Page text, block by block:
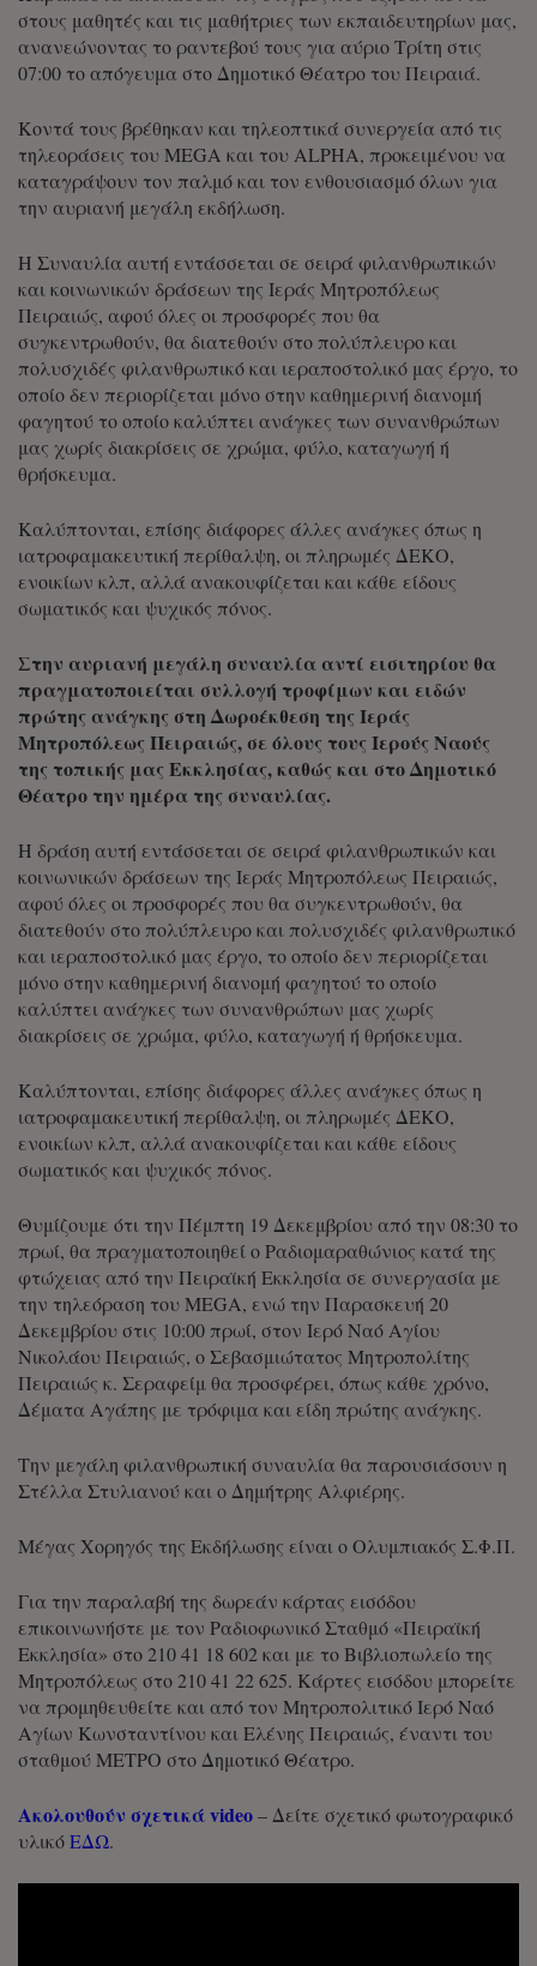
στους μαθητές και τις μαθήτριες των εκπαιδευτηρίων μας,
ανανεώνοντας το ραντεβού τους για αύριο Τρίτη στις
07:00 το απόγευμα στο Δημοτικό Θέατρο του Πειραιά.
Κοντά τους βρέθηκαν και τηλεοπτικά συνεργεία από τις
τηλεοράσεις του MEGA και του ALPHA, προκειμένου να
καταγράψουν τον παλμό και τον ενθουσιασμό όλων για
την αυριανή μεγάλη εκδήλωση.
Η Συναυλία αυτή εντάσσεται σε σειρά φιλανθρωπικών
και κοινωνικών δράσεων της Ιεράς Μητροπόλεως
Πειραιώς, αφού όλες οι προσφορές που θα
συγκεντρωθούν, θα διατεθούν στο πολύπλευρο και
πολυσχιδές φιλανθρωπικό και ιεραποστολικό μας έργο, το
οποίο δεν περιορίζεται μόνο στην καθημερινή διανομή
φαγητού το οποίο καλύπτει ανάγκες των συνανθρώπων
μας χωρίς διακρίσεις σε χρώμα, φύλο, καταγωγή ή
θρήσκευμα.
Καλύπτονται, επίσης διάφορες άλλες ανάγκες όπως η
ιατροφαμακευτική περίθαλψη, οι πληρωμές ΔΕΚΟ,
ενοικίων κλπ, αλλά ανακουφίζεται και κάθε είδους
σωματικός και ψυχικός πόνος.
Στην αυριανή μεγάλη συναυλία αντί εισιτηρίου θα
πραγματοποιείται συλλογή τροφίμων και ειδών
πρώτης ανάγκης στη Δωροέκθεση της Ιεράς
Μητροπόλεως Πειραιώς, σε όλους τους Ιερούς Ναούς
της τοπικής μας Εκκλησίας, καθώς και στο Δημοτικό
Θέατρο την ημέρα της συναυλίας.
Η δράση αυτή εντάσσεται σε σειρά φιλανθρωπικών και
κοινωνικών δράσεων της Ιεράς Μητροπόλεως Πειραιώς,
αφού όλες οι προσφορές που θα συγκεντρωθούν, θα
διατεθούν στο πολύπλευρο και πολυσχιδές φιλανθρωπικό
και ιεραποστολικό μας έργο, το οποίο δεν περιορίζεται
μόνο στην καθημερινή διανομή φαγητού το οποίο
καλύπτει ανάγκες των συνανθρώπων μας χωρίς
διακρίσεις σε χρώμα, φύλο, καταγωγή ή θρήσκευμα.
Καλύπτονται, επίσης διάφορες άλλες ανάγκες όπως η
ιατροφαμακευτική περίθαλψη, οι πληρωμές ΔΕΚΟ,
ενοικίων κλπ, αλλά ανακουφίζεται και κάθε είδους
σωματικός και ψυχικός πόνος.
Θυμίζουμε ότι την Πέμπτη 19 Δεκεμβρίου από την 08:30 το
πρωί, θα πραγματοποιηθεί ο Ραδιομαραθώνιος κατά της
φτώχειας από την Πειραϊκή Εκκλησία σε συνεργασία με
την τηλεόραση του MEGA, ενώ την Παρασκευή 20
Δεκεμβρίου στις 10:00 πρωί, στον Ιερό Ναό Αγίου
Νικολάου Πειραιώς, ο Σεβασμιώτατος Μητροπολίτης
Πειραιώς κ. Σεραφείμ θα προσφέρει, όπως κάθε χρόνο,
Δέματα Αγάπης με τρόφιμα και είδη πρώτης ανάγκης.
Την μεγάλη φιλανθρωπική συναυλία θα παρουσιάσουν η
Στέλλα Στυλιανού και ο Δημήτρης Αλφιέρης.
Μέγας Χορηγός της Εκδήλωσης είναι ο Ολυμπιακός Σ.Φ.Π.
Για την παραλαβή της δωρεάν κάρτας εισόδου
επικοινωνήστε με τον Ραδιοφωνικό Σταθμό «Πειραϊκή
Εκκλησία» στο 210 41 18 602 και με το Βιβλιοπωλείο της
Μητροπόλεως στο 210 41 22 625. Κάρτες εισόδου μπορείτε
να προμηθευθείτε και από τον Μητροπολιτικό Ιερό Ναό
Αγίων Κωνσταντίνου και Ελένης Πειραιώς, έναντι του
σταθμού ΜΕΤΡΟ στο Δημοτικό Θέατρο.
Ακολουθούν σχετικά video– Δείτε σχετικό φωτογραφικό
υλικόΕΔΩ.